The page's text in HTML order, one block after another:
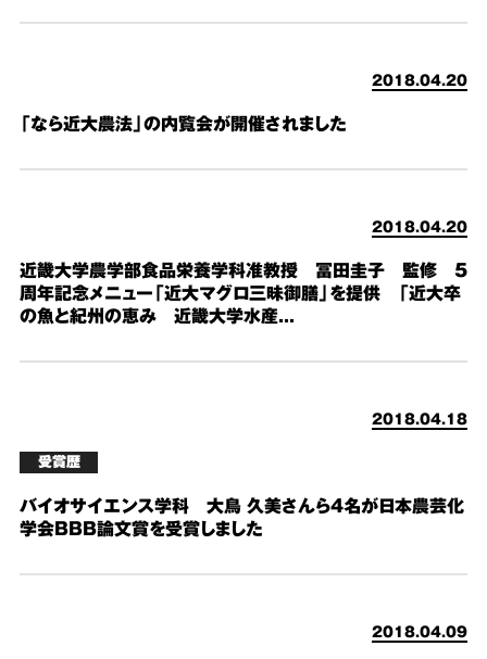
2018.04.20
「なら近大農法」の内覧会が開催されました
2018.04.20
近畿大学農学部食品栄養学科准教授 冨田圭子 監修 5
周年記念メニュー「近大マグロ三昧御膳」を提供 「近大卒
の魚と紀州の恵み 近畿大学水産...
2018.04.18
受賞歴
バイオサイエンス学科 大鳥 久美さんら4名が日本農芸化
学会BBB論文賞を受賞しました
2018.04.09